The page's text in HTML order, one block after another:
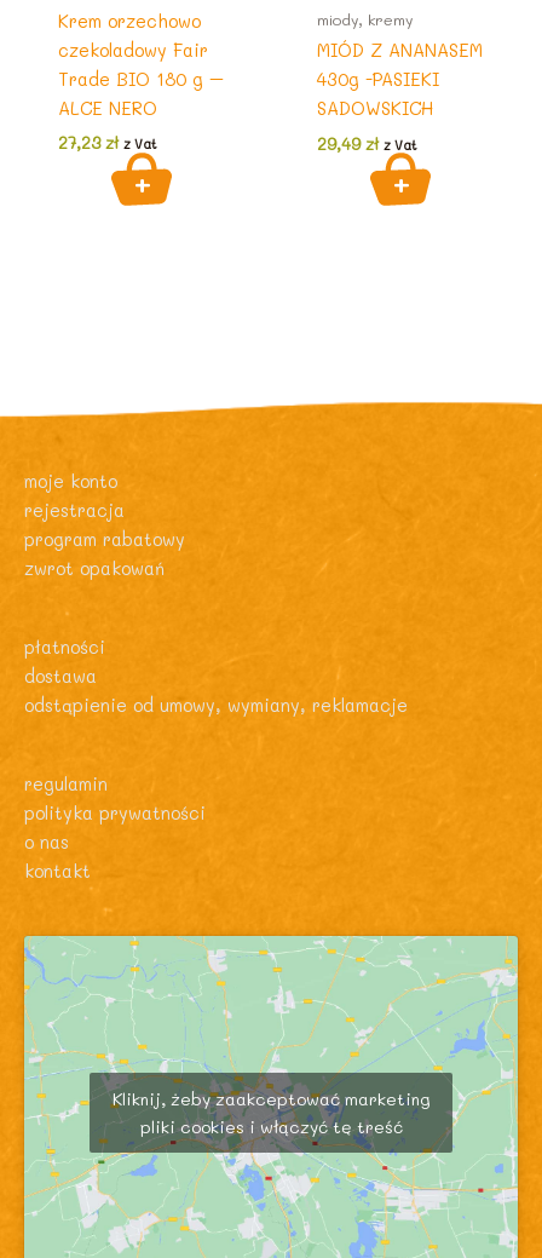
Krem orzechowo
czekoladowy Fair
Trade BIO 180 g –
ALCE NERO
27,23zł z Vat
miody, kremy
MIÓD Z ANANASEM
430g -PASIEKI
SADOWSKICH
29,49zł z Vat
moje konto
rejestracja
program rabatowy
zwrot opakowań
płatności
dostawa
odstąpienie od umowy, wymiany, reklamacje
regulamin
polityka prywatności
o nas
kontakt
Kliknij, żeby zaakceptować marketing
pliki cookies i włączyć tę treść